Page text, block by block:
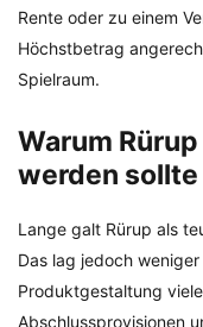
Rente oder zu einem
Höchstbetrag
Spielraum.
Warum
werden sollte
Lange galt Rürup als
Das lag jedoch
Produktgestaltung
Abschlussprovisionen